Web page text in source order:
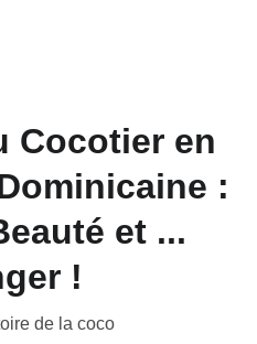
Cocotier en
:
et ...
!
de la coco